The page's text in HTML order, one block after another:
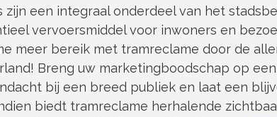
zijn een integraal onderdeel van het
vervoersmiddel voor inwoners en
meer bereik met tramreclame door de
Breng uw marketingboodschap op
bij een breed publiek en laat een
biedt tramreclame herhalende